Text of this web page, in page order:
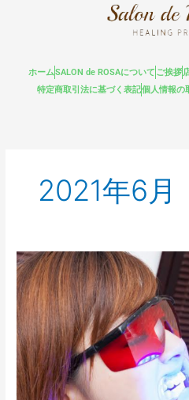
ホームSALON de ROSAについて ご挨拶
特定商取引法に基づく表記個人情報の
2021年6月
リ
ニ
ュ
ー
ア
ル
オ
ー